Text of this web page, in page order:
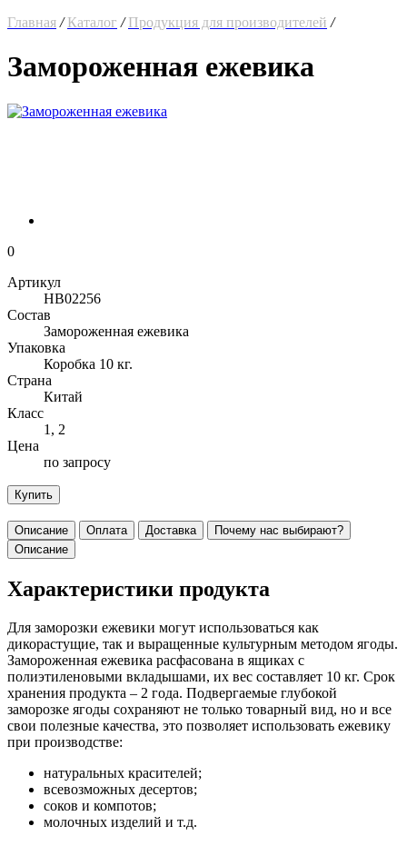
Главная / Каталог / Продукция для производителей /
Замороженная ежевика
0
Артикул
НВ02256
Состав
Замороженная ежевика
Упаковка
Коробка 10 кг.
Страна
Китай
Класс
1, 2
Цена
по запросу
Купить
Описание Оплата Доставка
Почему нас выбирают?
Описание
Характеристики продукта
Для заморозки ежевики могут использоваться как
дикорастущие, так и выращенные культурным методом ягоды.
Замороженная ежевика расфасована в ящиках с
полиэтиленовыми вкладышами, их вес составляет 10 кг. Срок
хранения продукта – 2 года. Подвергаемые глубокой
заморозке ягоды сохраняют не только товарный вид, но и все
свои полезные качества, это позволяет использовать ежевику
при производстве:
натуральных красителей;
всевозможных десертов;
соков и компотов;
молочных изделий и т.д.